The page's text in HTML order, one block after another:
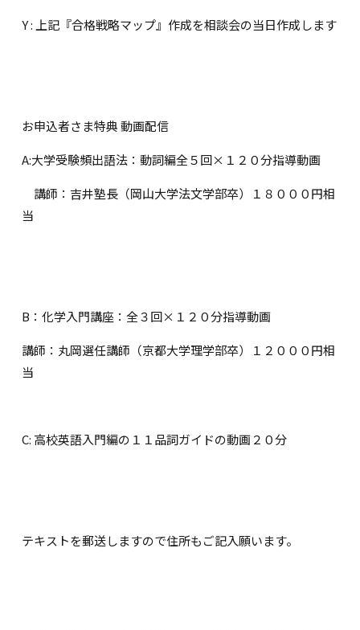
Y : 上記『合格戦略マップ』作成を相談会の当日作成します
お申込者さま特典 動画配信
A:大学受験頻出語法：動詞編全５回×１２０分指導動画
講師：吉井塾長（岡山大学法文学部卒）１８０００円相
当
B：化学入門講座：全３回×１２０分指導動画
講師：丸岡選任講師（京都大学理学部卒）１２０００円相
当
C: 高校英語入門編の１１品詞ガイドの動画２０分
テキストを郵送しますので住所もご記入願います。